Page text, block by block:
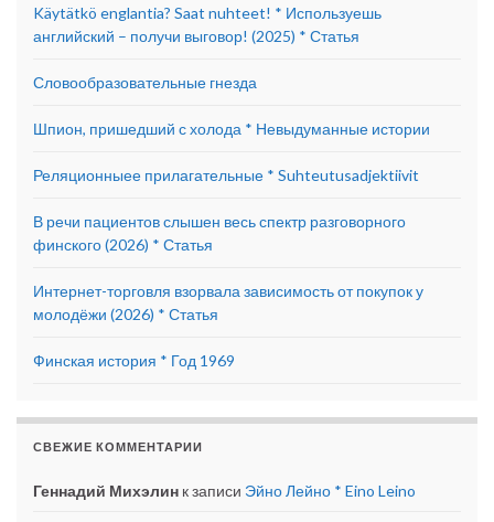
Käytätkö englantia? Saat nuhteet! * Используешь
английский – получи выговор! (2025) * Статья
Словообразовательные гнезда
Шпион, пришедший с холода * Невыдуманные истории
Реляционныее прилагательные * Suhteutusadjektiivit
В речи пациентов слышен весь спектр разговорного
финского (2026) * Статья
Интернет-торговля взорвала зависимость от покупок у
молодёжи (2026) * Статья
Финская история * Год 1969
СВЕЖИЕ КОММЕНТАРИИ
Геннадий Михэлин к записи Эйно Лейно * Eino Leino